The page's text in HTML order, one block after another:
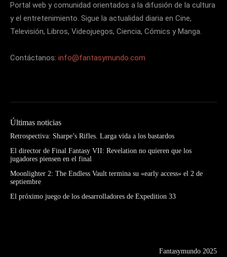
Portal web y comunidad orientados a la difusión de la cultura
y el entretenimiento. Sigue la actualidad diaria en Cine,
Televisión, Libros, Videojuegos, Ciencia, Cómics y Manga.
Contáctanos: info@fantasymundo.com
Últimas noticias
Retrospectiva: Sharpe’s Rifles. Larga vida a los bastardos
El director de Final Fantasy VII: Revelation no quieren que los
jugadores piensen en el final
Moonlighter 2: The Endless Vault termina su «early access» el 2 de
septiembre
El próximo juego de los desarrolladores de Expedition 33
Fantasymundo 2025